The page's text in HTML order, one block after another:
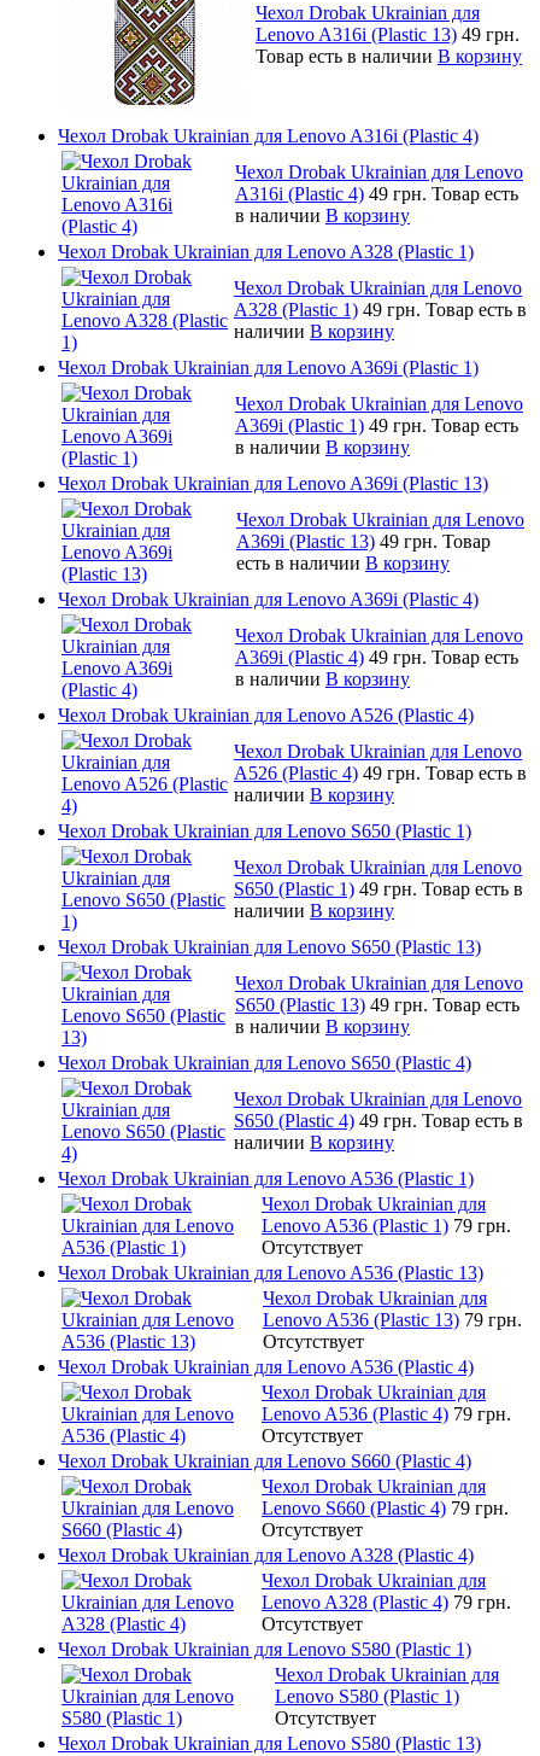
Чехол Drobak Ukrainian для
Lenovo A316i (Plastic 13) 49 грн.
Товар есть в наличии В корзину
Чехол Drobak Ukrainian для Lenovo A316i (Plastic 4)
Чехол Drobak Ukrainian для Lenovo
A316i (Plastic 4) 49 грн. Товар есть
в наличии В корзину
Чехол Drobak Ukrainian для Lenovo A328 (Plastic 1)
Чехол Drobak Ukrainian для Lenovo
A328 (Plastic 1) 49 грн. Товар есть в
наличии В корзину
Чехол Drobak Ukrainian для Lenovo A369i (Plastic 1)
Чехол Drobak Ukrainian для Lenovo
A369i (Plastic 1) 49 грн. Товар есть
в наличии В корзину
Чехол Drobak Ukrainian для Lenovo A369i (Plastic 13)
Чехол Drobak Ukrainian для Lenovo
A369i (Plastic 13) 49 грн. Товар
есть в наличии В корзину
Чехол Drobak Ukrainian для Lenovo A369i (Plastic 4)
Чехол Drobak Ukrainian для Lenovo
A369i (Plastic 4) 49 грн. Товар есть
в наличии В корзину
Чехол Drobak Ukrainian для Lenovo A526 (Plastic 4)
Чехол Drobak Ukrainian для Lenovo
A526 (Plastic 4) 49 грн. Товар есть в
наличии В корзину
Чехол Drobak Ukrainian для Lenovo S650 (Plastic 1)
Чехол Drobak Ukrainian для Lenovo
S650 (Plastic 1) 49 грн. Товар есть в
наличии В корзину
Чехол Drobak Ukrainian для Lenovo S650 (Plastic 13)
Чехол Drobak Ukrainian для Lenovo
S650 (Plastic 13) 49 грн. Товар есть
в наличии В корзину
Чехол Drobak Ukrainian для Lenovo S650 (Plastic 4)
Чехол Drobak Ukrainian для Lenovo
S650 (Plastic 4) 49 грн. Товар есть в
наличии В корзину
Чехол Drobak Ukrainian для Lenovo A536 (Plastic 1)
Чехол Drobak Ukrainian для
Lenovo A536 (Plastic 1) 79 грн.
Отсутствует
Чехол Drobak Ukrainian для Lenovo A536 (Plastic 13)
Чехол Drobak Ukrainian для
Lenovo A536 (Plastic 13) 79 грн.
Отсутствует
Чехол Drobak Ukrainian для Lenovo A536 (Plastic 4)
Чехол Drobak Ukrainian для
Lenovo A536 (Plastic 4) 79 грн.
Отсутствует
Чехол Drobak Ukrainian для Lenovo S660 (Plastic 4)
Чехол Drobak Ukrainian для
Lenovo S660 (Plastic 4) 79 грн.
Отсутствует
Чехол Drobak Ukrainian для Lenovo A328 (Plastic 4)
Чехол Drobak Ukrainian для
Lenovo A328 (Plastic 4) 79 грн.
Отсутствует
Чехол Drobak Ukrainian для Lenovo S580 (Plastic 1)
Чехол Drobak Ukrainian для
Lenovo S580 (Plastic 1)
Отсутствует
Чехол Drobak Ukrainian для Lenovo S580 (Plastic 13)